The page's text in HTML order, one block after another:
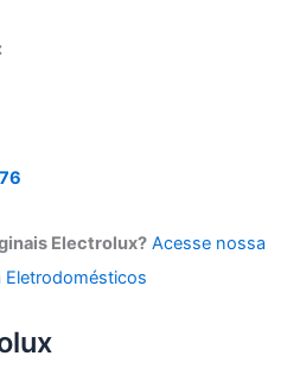
Electrolux? Acesse nossa
Eletrodomésticos